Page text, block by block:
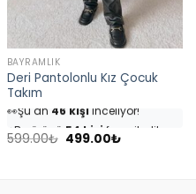
BAYRAMLIK
Deri Pantolonlu Kız Çocuk
Takım
👀Şu an
⭐️Bu ürünü54 kişifavoriledi!
🛒25 kişisepetine ekledi!
599.00₺ Orijinal
499.00₺Şu